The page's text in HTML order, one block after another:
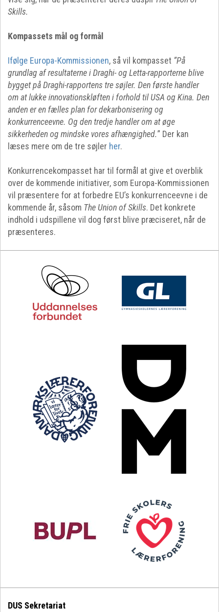
Skills.
Kompassets mål og formål
Ifølge Europa-Kommissionen, så vil kompasset ”På
grundlag af resultaterne i Draghi- og Letta-rapporterne blive
bygget på Draghi-rapportens tre søjler. Den første handler
om at lukke innovationskløften i forhold til USA og Kina. Den
anden er en fælles plan for dekarbonisering og
konkurrenceevne. Og den tredje handler om at øge
sikkerheden og mindske vores afhængighed.” Der kan
læses mere om de tre søjler her.
Konkurrencekompasset har til formål at give et overblik
over de kommende initiativer, som Europa-Kommissionen
vil præsentere for at forbedre EU’s konkurrenceevne i de
kommende år, såsom The Union of Skills. Det konkrete
indhold i udspillene vil dog først blive præciseret, når de
præsenteres.
DUS Sekretariat